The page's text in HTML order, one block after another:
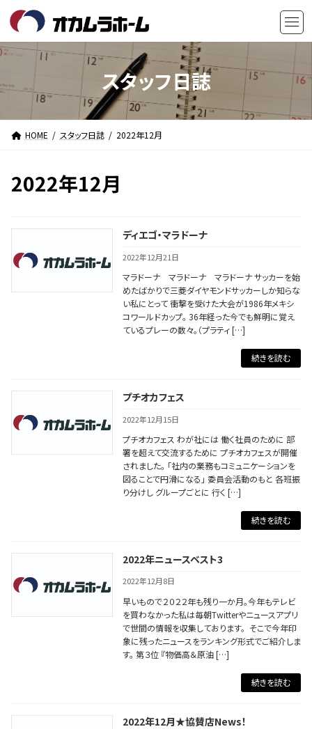
テ
ン
へ
キ
ゲ
ー
ョ
に
スタッフ日誌
HOME スタッフ日誌 2022年12月
2022年12月
ディエゴ・マラドーナ
2022年12月21日
マラドーナ マラドーナ マラドーナ サッカーを始
めたばかりで三菱ダイヤモンドサッカーしか知らな
い私にとって 衝撃を受けた大会が1986年メキシ
コワールドカップ。 36年経った今でも鮮明に覚え
ているプレーの数々。（プラティ […]
続きを読む
プチオカフェス
2022年12月15日
プチオカフェス わが社には 働く社員のために 部
署を超えて交流するために プチオカフェスが開催
されました。 「社内の業務もコミュニケーションを
図ることで円滑になる」 委員会活動のもと 各班振
り分けし グループごとに 行く […]
続きを読む
2022年ニュースベスト3
2022年12月8日
早いもので２０２２年も残り一か月。今年もテレビ
を買わなかった私は毎朝Twitterやニュースアプリ
で世間の情報を収集しております。 そこで今年印
象に残ったニュースをランキング形式でご紹介しま
す。 第３位 『物価高＆原油 […]
続きを読む
2022年12月★協賛店News！